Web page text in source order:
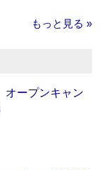
もっと見る »
ープンキャン